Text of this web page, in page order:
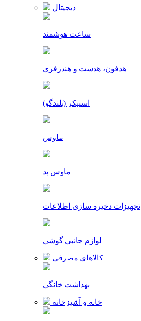
دیجیتال
ساعت هوشمند
هدفون، هدست و هندزفری
اسپیکر (بلندگو)
ماوس
ماوس پد
تجهیزات ذخیره سازی اطلاعات
لوازم جانبی گوشی
کالاهای مصرفی
بهداشت خانگی
خانه و آشپزخانه